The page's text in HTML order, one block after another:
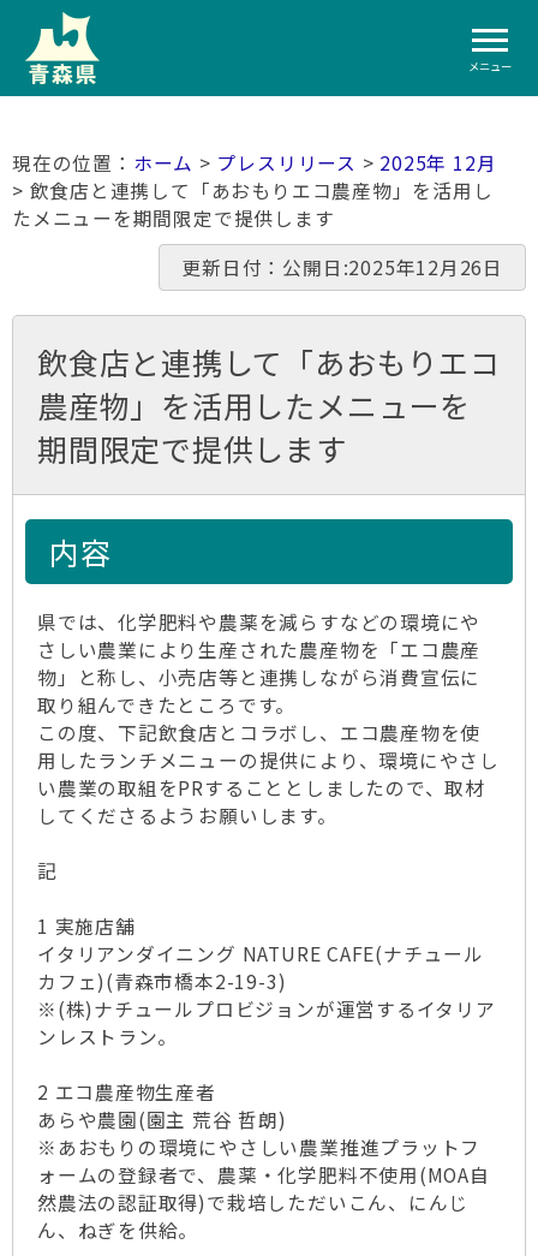
メニュー
ホーム > プレスリリース > 2025年 12月
> 飲食店と連携して「あおもりエコ農産物」を活用し
たメニューを期間限定で提供します
更新日付：公開日:2025年12月26日
飲食店と連携して「あおもりエコ
農産物」を活用したメニューを
期間限定で提供します
内容
県では、化学肥料や農薬を減らすなどの環境にや
さしい農業により生産された農産物を「エコ農産
物」と称し、小売店等と連携しながら消費宣伝に
取り組んできたところです。
この度、下記飲食店とコラボし、エコ農産物を使
用したランチメニューの提供により、環境にやさし
い農業の取組をPRすることとしましたので、取材
してくださるようお願いします。
記
1 実施店舗
イタリアンダイニング NATURE CAFE(ナチュール
カフェ)(青森市橋本2-19-3)
※(株)ナチュールプロビジョンが運営するイタリア
ンレストラン。
2 エコ農産物生産者
あらや農園(園主 荒谷 哲朗)
※あおもりの環境にやさしい農業推進プラットフ
ォームの登録者で、農薬・化学肥料不使用(MOA自
然農法の認証取得)で栽培しただいこん、にんじ
ん、ねぎを供給。